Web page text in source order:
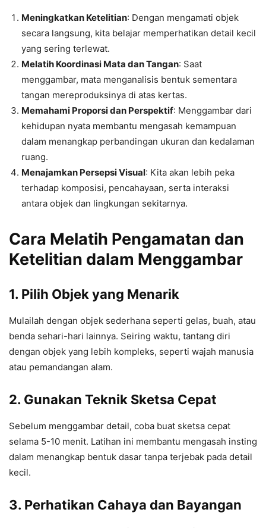
Meningkatkan Ketelitian: Dengan mengamati objek
secara langsung, kita belajar memperhatikan detail kecil
yang sering terlewat.
Melatih Koordinasi Mata dan Tangan: Saat
menggambar, mata menganalisis bentuk sementara
tangan mereproduksinya di atas kertas.
Memahami Proporsi dan Perspektif: Menggambar dari
kehidupan nyata membantu mengasah kemampuan
dalam menangkap perbandingan ukuran dan kedalaman
ruang.
Menajamkan Persepsi Visual: Kita akan lebih peka
terhadap komposisi, pencahayaan, serta interaksi
antara objek dan lingkungan sekitarnya.
Cara Melatih Pengamatan dan
Ketelitian dalam Menggambar
1. Pilih Objek yang Menarik
Mulailah dengan objek sederhana seperti gelas, buah, atau
benda sehari-hari lainnya. Seiring waktu, tantang diri
dengan objek yang lebih kompleks, seperti wajah manusia
atau pemandangan alam.
2. Gunakan Teknik Sketsa Cepat
Sebelum menggambar detail, coba buat sketsa cepat
selama 5-10 menit. Latihan ini membantu mengasah insting
dalam menangkap bentuk dasar tanpa terjebak pada detail
kecil.
3. Perhatikan Cahaya dan Bayangan